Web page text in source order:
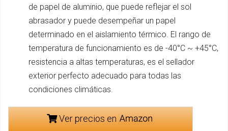
de papel de aluminio, que puede reflejar el sol
abrasador y puede desempeñar un papel
determinado en el aislamiento térmico. El rango de
temperatura de funcionamiento es de -40°C ~ +45°C,
resistencia a altas temperaturas, es el sellador
exterior perfecto adecuado para todas las
condiciones climáticas.
Ver precios en